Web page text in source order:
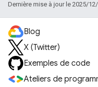
Dernière mise à jour le 2025/
Blog
X (Twitter)
Exemples de code
Ateliers de